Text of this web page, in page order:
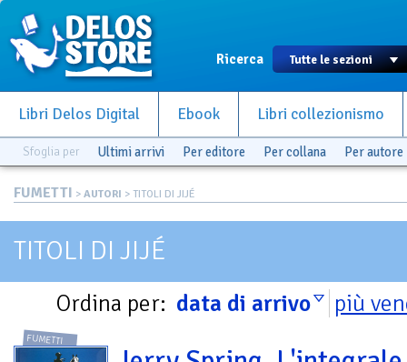
Ricerca
Libri Delos Digital Ebook Libri collezionismo
Sfoglia per Ultimi arrivi Per editore Per collana Per autore
FUMETTI > AUTORI > TITOLI DI JIJÉ
TITOLI DI JIJÉ
Ordina per: data di arrivo più
FUMETTI